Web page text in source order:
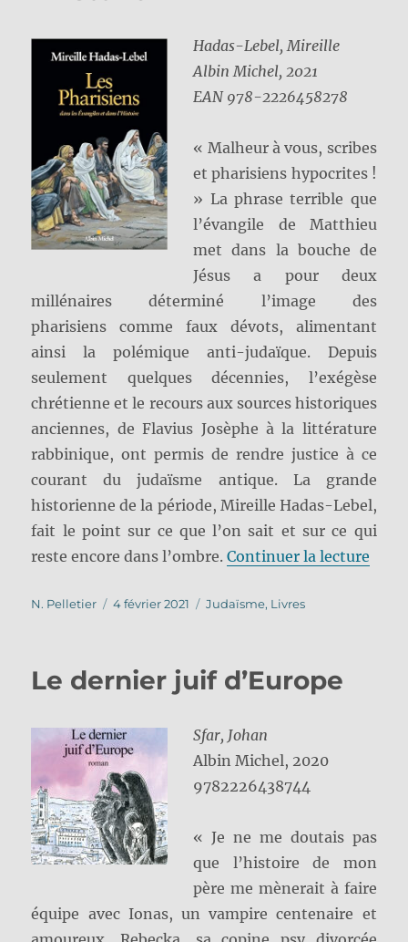
Hadas-Lebel, Mireille
Albin Michel, 2021
EAN 978-2226458278
« Malheur à vous, scribes
et pharisiens hypocrites !
» La phrase terrible que
l’évangile de Matthieu
met dans la bouche de
Jésus a pour deux
millénaires déterminé l’image des
pharisiens comme faux dévots, alimentant
ainsi la polémique anti-judaïque. Depuis
seulement quelques décennies, l’exégèse
chrétienne et le recours aux sources historiques
anciennes, de Flavius Josèphe à la littérature
rabbinique, ont permis de rendre justice à ce
courant du judaïsme antique. La grande
historienne de la période, Mireille Hadas-Lebel,
fait le point sur ce que l’on sait et sur ce qui
reste encore dans l’ombre.Continuer la lecture
Auteur
N. Pelletier
Publié
4 février 2021 Catégories
Judaïsme, Livres
Le dernier juif d’Europe
Sfar, Johan
Albin Michel, 2020
9782226438744
« Je ne me doutais pas
que l’histoire de mon
père me mènerait à faire
équipe avec Ionas, un vampire centenaire et